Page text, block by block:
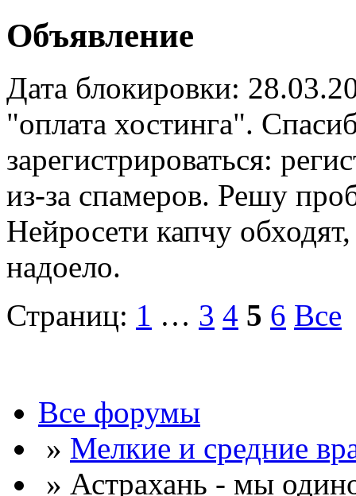
Объявление
Дата блокировки:
"оплата хостинга".
зарегистрироваться:
из-за спамеров. Решу
Нейросети капчу
надоело.
Страниц: 1 … 3 4 5 6 Все
Все форумы
» Мелкие и средние
» Астрахань - мы